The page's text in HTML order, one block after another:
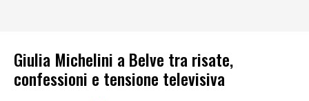
Giulia Michelini a Belve tra risate,
confessioni e tensione televisiva